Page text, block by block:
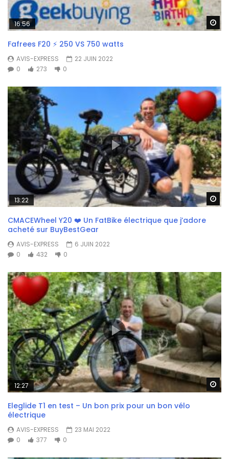
16:56
Fafrees F20 ⚡ 250 VS 750 watts
AVIS-EXPRESS
22 JUIN 2022
0
273 0
13:22
CMACEWheel Y20 ❤️ Un FatBike électrique que j’adore
acheté sur BuyBestGear
AVIS-EXPRESS
6 JUIN 2022
0
432 0
12:27
Eleglide T1 en test – Un bon prix pour un bon vélo
électrique
AVIS-EXPRESS
23 MAI 2022
0
377 0